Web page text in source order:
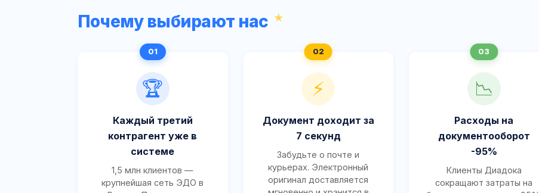
Почему выбирают нас
🏆
Каждый третий
контрагент уже в
системе
1,5 млн клиентов —
крупнейшая сеть ЭДО в
⚡
Документ доходит за
7 секунд
Забудьте о почте и
курьерах. Электронный
оригинал доставляется
📉
Расходы на
документооборот
-95%
Клиенты Диадока
сокращают затраты на